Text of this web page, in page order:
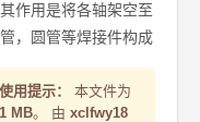
作用是将各轴架空至
，圆管等焊接件构成
用提示：
本文件为
MB。 由 xclfwy18